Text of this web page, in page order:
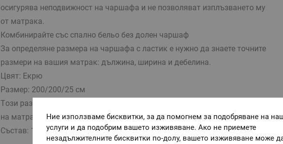
осигурява неподвижност на чаршафа и не позволяват изплъзването му
от матрака.
Комбинирайте със спално бельо без долен чаршаф
За определяне размера на чаршафа с ластик е нужно да знаете точните
размери на вашия матрак: дължина, ширина и дебелина.
Цвят: Екрю
Размер: 200/200/25 см
Tози размер е подходящ за матрак 200/200/25 см, максимална височина
на матрака - 25 см
Състав: 100% памучен сатен
Ние използваме бисквитки, за да помогнем за подобряване на
услуги и да подобрим вашето изживяване. Ако не приемете
незадължителните бисквитки по-долу, вашето изживяване може